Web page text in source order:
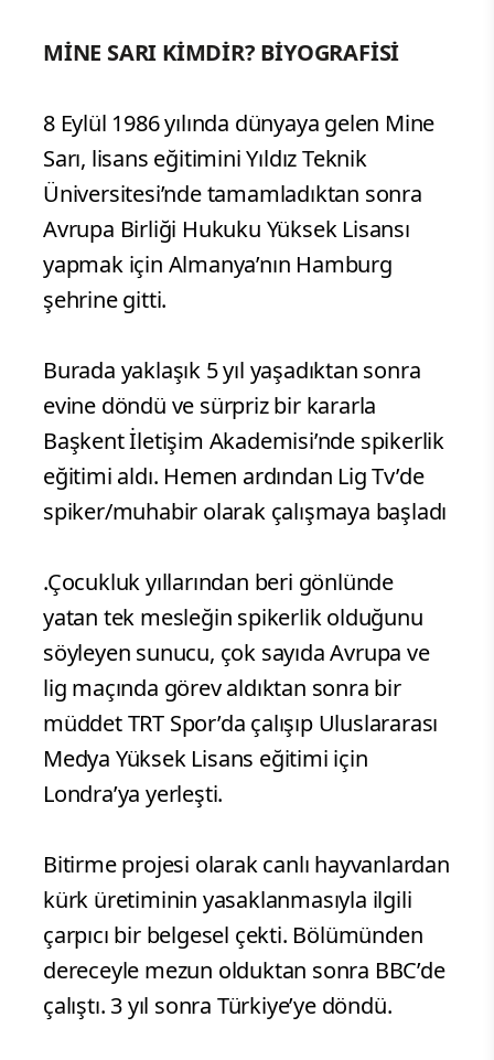
MİNE SARI KİMDİR? BİYOGRAFİSİ
8 Eylül 1986 yılında dünyaya gelen Mine
Sarı, lisans eğitimini Yıldız Teknik
Üniversitesi’nde tamamladıktan sonra
Avrupa Birliği Hukuku Yüksek Lisansı
yapmak için Almanya’nın Hamburg
şehrine gitti.
Burada yaklaşık 5 yıl yaşadıktan sonra
evine döndü ve sürpriz bir kararla
Başkent İletişim Akademisi’nde spikerlik
eğitimi aldı. Hemen ardından Lig Tv’de
spiker/muhabir olarak çalışmaya başladı
.Çocukluk yıllarından beri gönlünde
yatan tek mesleğin spikerlik olduğunu
söyleyen sunucu, çok sayıda Avrupa ve
lig maçında görev aldıktan sonra bir
müddet TRT Spor’da çalışıp Uluslararası
Medya Yüksek Lisans eğitimi için
Londra’ya yerleşti.
Bitirme projesi olarak canlı hayvanlardan
kürk üretiminin yasaklanmasıyla ilgili
çarpıcı bir belgesel çekti. Bölümünden
dereceyle mezun olduktan sonra BBC’de
çalıştı. 3 yıl sonra Türkiye’ye döndü.